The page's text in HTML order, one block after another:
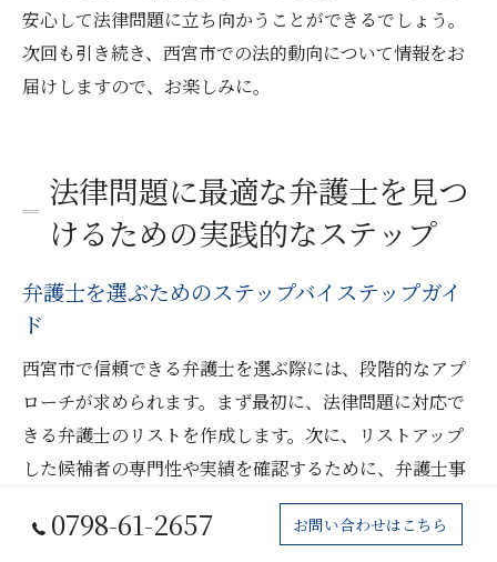
安心して法律問題に立ち向かうことができるでしょう。
次回も引き続き、西宮市での法的動向について情報をお
届けしますので、お楽しみに。
法律問題に最適な弁護士を見つ
けるための実践的なステップ
弁護士を選ぶためのステップバイステップガイ
ド
西宮市で信頼できる弁護士を選ぶ際には、段階的なアプ
ローチが求められます。まず最初に、法律問題に対応で
きる弁護士のリストを作成します。次に、リストアップ
した候補者の専門性や実績を確認するために、弁護士事
務所のウェブサイトやプロフィールを詳細に調べます。
これらは、弁護士が提供するサービスが自分のニーズに
0798-61-2657 お問い合わせはこちら